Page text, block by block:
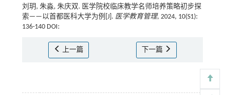
刘玥, 朱淼, 朱庆双. 医学院校临床教学名师培养策略初步探
索——以首都医科大学为例[J]. 医学教育管理, 2024, 10(S1):
136-140 DOI:
上一篇 下一篇